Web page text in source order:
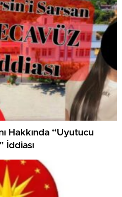
Hakkında “Uyutucu
İddiası